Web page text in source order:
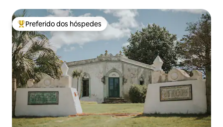
Entre os melhores preferidos dos hóspedes
Preferido dos hóspedes